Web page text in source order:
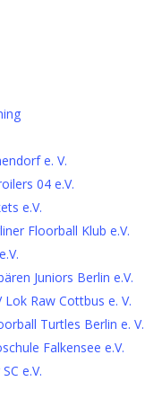
e. V.
04 e.V.
e.V.
Floorball Klub e.V.
Juniors Berlin e.V.
Lok Raw Cottbus e. V.
Turtles Berlin e. V.
Falkensee e.V.
e.V.